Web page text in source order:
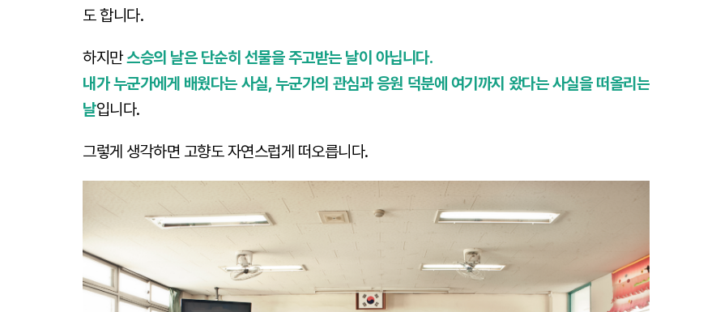
도 합니다.
하지만스승의 날은 단순히 선물을 주고받는 날이 아닙니다.
내가 누군가에게 배웠다는 사실, 누군가의 관심과 응원 덕분에 여기까지 왔다는 사실을 떠올리는
날입니다.
그렇게 생각하면 고향도 자연스럽게 떠오릅니다.